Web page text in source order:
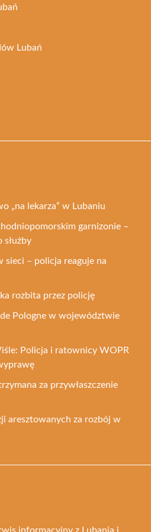
Lubań
„na lekarza” w Lubaniu
garnizonie –
służby
sieci – policja reaguje na
rozbita przez policję
de Pologne w województwie
Policja i ratownicy WOPR
za przywłaszczenie
aresztowanych za rozbój w